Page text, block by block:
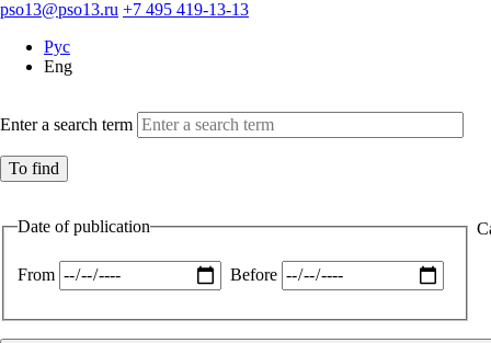
pso13@pso13.ru +7 495 419-13-13
Рус
Eng
Enter a search term
Date of publication
From Before